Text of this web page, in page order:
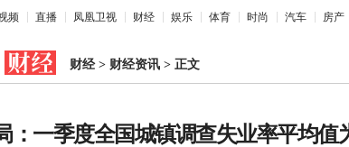
频 直播 凤凰卫视 财经 娱乐 体育 时尚 汽车 房产
财经> 财经资讯 > 正文
：一季度全国城镇调查失业率平均值